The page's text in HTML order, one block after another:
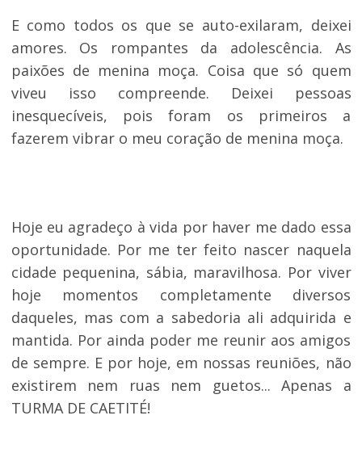
E como todos os que se auto-exilaram, deixei
amores. Os rompantes da adolescência. As
paixões de menina moça. Coisa que só quem
viveu isso compreende. Deixei pessoas
inesquecíveis, pois foram os primeiros a
fazerem vibrar o meu coração de menina moça.
Hoje eu agradeço à vida por haver me dado essa
oportunidade. Por me ter feito nascer naquela
cidade pequenina, sábia, maravilhosa. Por viver
hoje momentos completamente diversos
daqueles, mas com a sabedoria ali adquirida e
mantida. Por ainda poder me reunir aos amigos
de sempre. E por hoje, em nossas reuniões, não
existirem nem ruas nem guetos... Apenas a
TURMA DE CAETITÉ!